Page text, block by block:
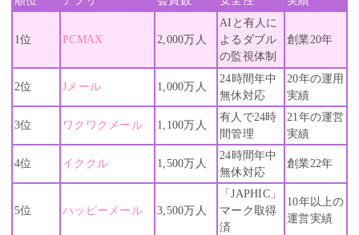
1位 PCMAX 2,000万人
AIと有人に
よるダブル
の監視体制
創業20年
2位 Jメール 1,000万人
24時間年中
無休対応
20年の運用
実績
3位 ワクワクメール 1,100万人
有人で24時
間管理
21年の運営
実績
4位 イククル 1,500万人
24時間年中
無休対応
創業22年
5位 ハッピーメール 3,500万人
「JAPHIC」
マーク取得
済
10年以上の
運営実績